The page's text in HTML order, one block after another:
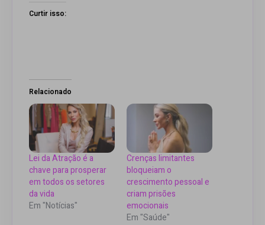
Curtir isso:
Relacionado
Lei da Atração é a
chave para prosperar
em todos os setores
da vida
Em "Notícias"
Crenças limitantes
bloqueiam o
crescimento pessoal e
criam prisões
emocionais
Em "Saúde"